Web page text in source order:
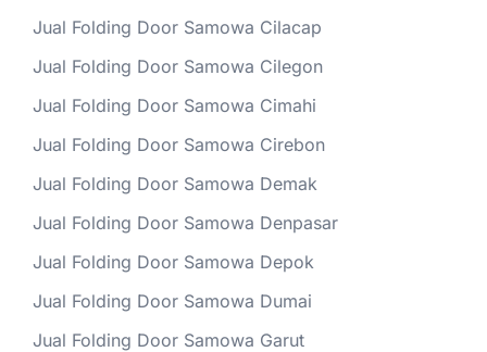
Jual Folding Door Samowa Cilacap
Jual Folding Door Samowa Cilegon
Jual Folding Door Samowa Cimahi
Jual Folding Door Samowa Cirebon
Jual Folding Door Samowa Demak
Jual Folding Door Samowa Denpasar
Jual Folding Door Samowa Depok
Jual Folding Door Samowa Dumai
Jual Folding Door Samowa Garut